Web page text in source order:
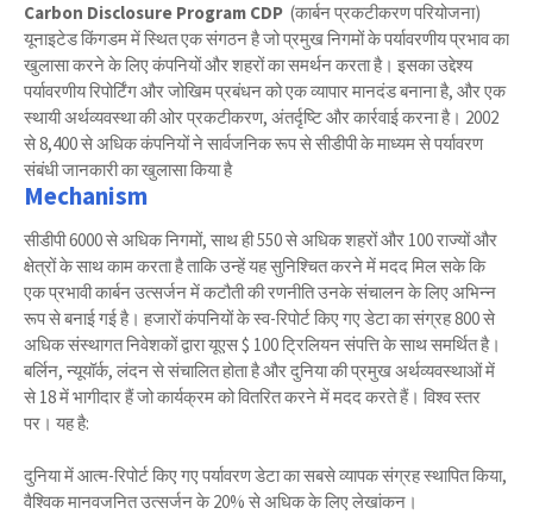
Carbon Disclosure Program CDP (कार्बन प्रकटीकरण परियोजना)
यूनाइटेड किंगडम में स्थित एक संगठन है जो प्रमुख निगमों के पर्यावरणीय प्रभाव का
खुलासा करने के लिए कंपनियों और शहरों का समर्थन करता है। इसका उद्देश्य
पर्यावरणीय रिपोर्टिंग और जोखिम प्रबंधन को एक व्यापार मानदंड बनाना है, और एक
स्थायी अर्थव्यवस्था की ओर प्रकटीकरण, अंतर्दृष्टि और कार्रवाई करना है। 2002
से 8,400 से अधिक कंपनियों ने सार्वजनिक रूप से सीडीपी के माध्यम से पर्यावरण
संबंधी जानकारी का खुलासा किया है
Mechanism
सीडीपी 6000 से अधिक निगमों, साथ ही 550 से अधिक शहरों और 100 राज्यों और
क्षेत्रों के साथ काम करता है ताकि उन्हें यह सुनिश्चित करने में मदद मिल सके कि
एक प्रभावी कार्बन उत्सर्जन में कटौती की रणनीति उनके संचालन के लिए अभिन्न
रूप से बनाई गई है। हजारों कंपनियों के स्व-रिपोर्ट किए गए डेटा का संग्रह 800 से
अधिक संस्थागत निवेशकों द्वारा यूएस $ 100 ट्रिलियन संपत्ति के साथ समर्थित है।
बर्लिन, न्यूयॉर्क, लंदन से संचालित होता है और दुनिया की प्रमुख अर्थव्यवस्थाओं में
से 18 में भागीदार हैं जो कार्यक्रम को वितरित करने में मदद करते हैं। विश्व स्तर
पर। यह है:
दुनिया में आत्म-रिपोर्ट किए गए पर्यावरण डेटा का सबसे व्यापक संग्रह स्थापित किया,
वैश्विक मानवजनित उत्सर्जन के 20% से अधिक के लिए लेखांकन।